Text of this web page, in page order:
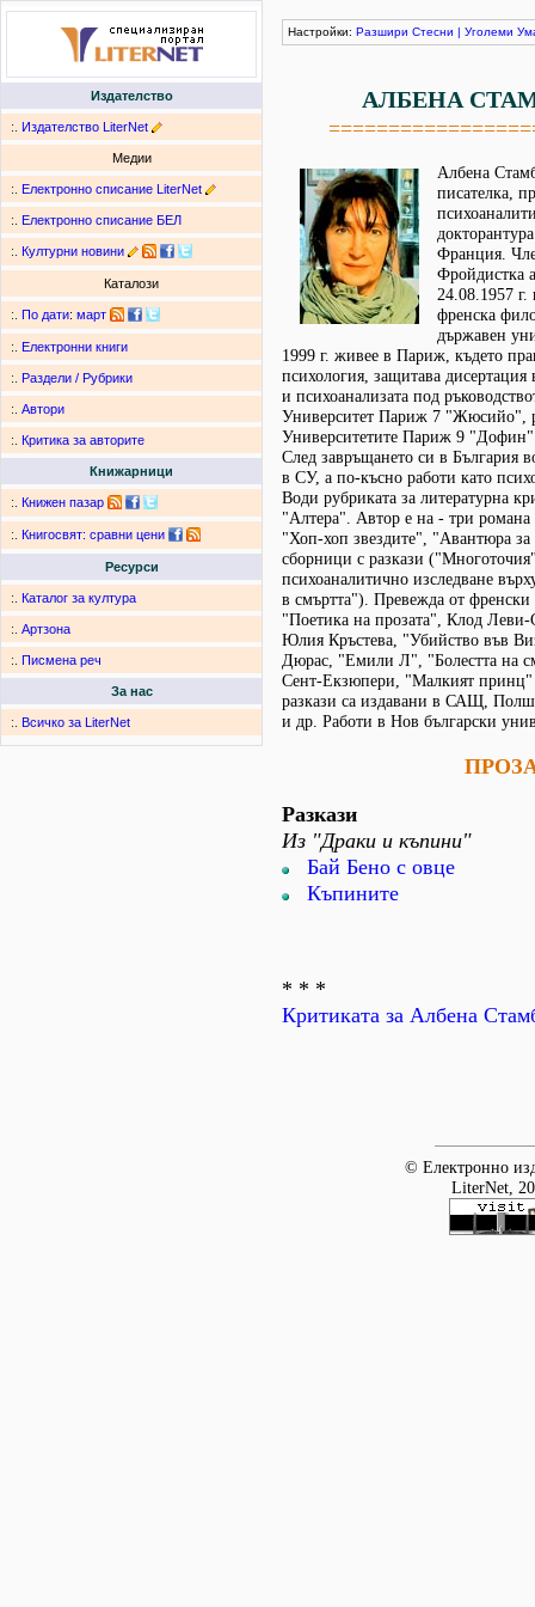
Издателство
:. Издателство LiterNet
Медии
:. Електронно списание LiterNet
:. Електронно списание БЕЛ
:. Културни новини
Каталози
:. По дати: март
:. Електронни книги
:. Раздели / Рубрики
:. Автори
:. Критика за авторите
Книжарници
:. Книжен пазар
:. Книгосвят: сравни цени
Ресурси
:. Каталог за култура
:. Артзона
:. Писмена реч
За нас
:. Всичко за LiterNet
Настройки: Разшири Стесни | Уголеми
АЛБЕНА
Албена
писателка,
Франция.
Фройдистка
24.08.1957
френска
държавен
1999 г. живее в Париж, където
психология, защитава дисертация
и психоанализата под
Университет Париж 7 "Жюсийо",
Университетите Париж 9
След завръщането си в България
в СУ, а по-късно работи като
Води рубриката за литературна
"Алтера". Автор е на - три романа
"Хоп-хоп звездите", "Авантюра
сборници с разкази
психоаналитично изследване
в смъртта"). Превежда от
"Поетика на прозата", Клод
Юлия Кръстева, "Убийство във
Дюрас, "Емили Л", "Болестта на
Сент-Екзюпери, "Малкият
разкази са издавани в САЩ,
и др. Работи в Нов български
Разкази
Из "Драки и къпини"
Бай Бено с овце
Къпините
* * *
Критиката за Албена
© Електронно
LiterNet,